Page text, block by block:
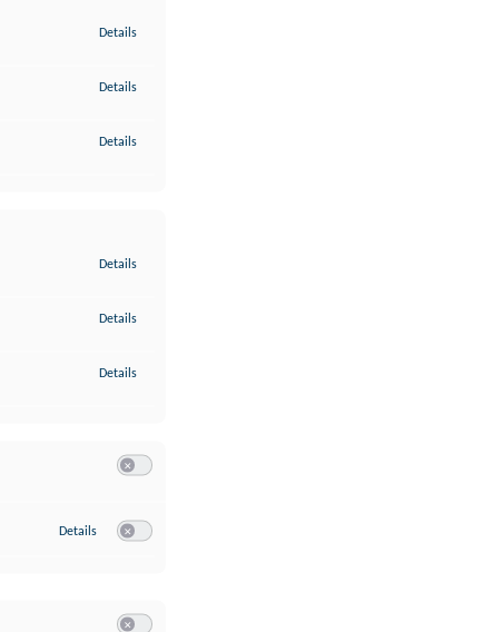
Details
Details
Details
Details
Details
Details
Details zu Google Analytics